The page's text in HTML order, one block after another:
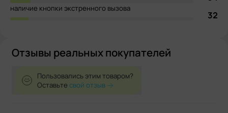
наличие кнопки экстренного вызова
32
Отзывы реальных покупателей
Пользовались этим товаром?
Оставьтесвой отзыв